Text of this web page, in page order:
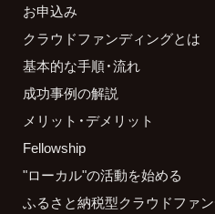
お申込み
クラウドファンディングとは
基本的な手順・流れ
成功事例の解説
メリット・デメリット
Fellowship
"ローカル"の活動を始める
ふるさと納税型クラウドファ